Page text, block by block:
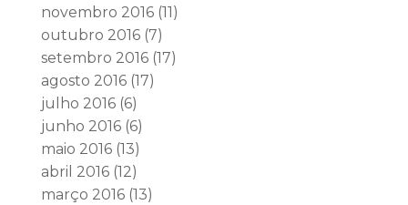
novembro 2016(11)
outubro 2016(7)
setembro 2016(17)
agosto 2016(17)
julho 2016(6)
junho 2016(6)
maio 2016(13)
abril 2016(12)
março 2016(13)